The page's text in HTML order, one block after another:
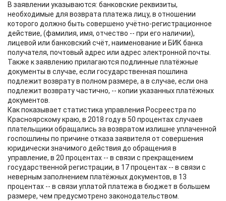
В заявлении указываются: банковские реквизиты,
необходимые для возврата платежа лицу, в отношении
которого должно быть совершено учётно-регистрационное
действие, (фамилия, имя, отчество -- при его наличии),
лицевой или банковский счёт, наименование и БИК банка
получателя, почтовый адрес или адрес электронной почты.
Также к заявлению прилагаются подлинные платёжные
документы в случае, если государственная пошлина
подлежит возврату в полном размере, а в случае, если она
подлежит возврату частично, -- копии указанных платёжных
документов.
Как показывает статистика управления Росреестра по
Красноярскому краю, в 2018 году в 50 процентах случаев
плательщики обращались за возвратом излишне уплаченной
госпошлины по причине отказа заявителя от совершения
юридически значимого действия до обращения в
управление, в 20 процентах -- в связи с прекращением
государственной регистрации, в 17 процентах -- в связи с
неверным заполнением платёжных документов, в 13
процентах -- в связи уплатой платежа в бюджет в большем
размере, чем предусмотрено законодательством.